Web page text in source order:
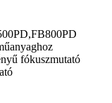
fókuszmutató